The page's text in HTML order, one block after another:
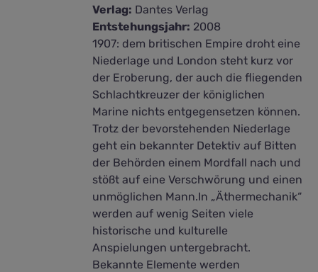
Verlag: Dantes Verlag
Entstehungsjahr: 2008
1907: dem britischen Empire droht eine
Niederlage und London steht kurz vor
der Eroberung, der auch die fliegenden
Schlachtkreuzer der königlichen
Marine nichts entgegensetzen können.
Trotz der bevorstehenden Niederlage
geht ein bekannter Detektiv auf Bitten
der Behörden einem Mordfall nach und
stößt auf eine Verschwörung und einen
unmöglichen Mann.In „Äthermechanik“
werden auf wenig Seiten viele
historische und kulturelle
Anspielungen untergebracht.
Bekannte Elemente werden